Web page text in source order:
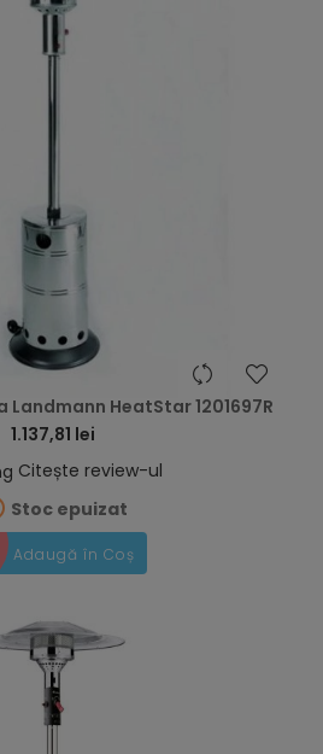
HeatStar 1201697R
1.137,81 lei
Citește review-ul
Stoc epuizat
Adaugă în Coș